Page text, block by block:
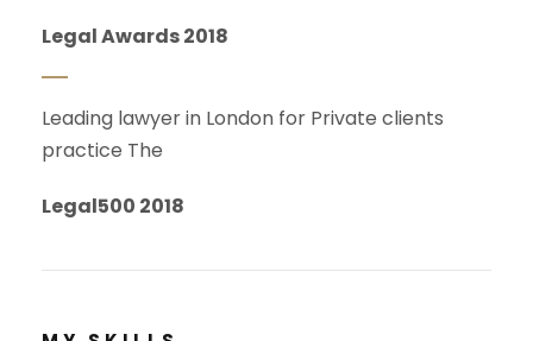
Legal Awards 2018
Leading lawyer in London for Private clients
practice The
Legal500 2018